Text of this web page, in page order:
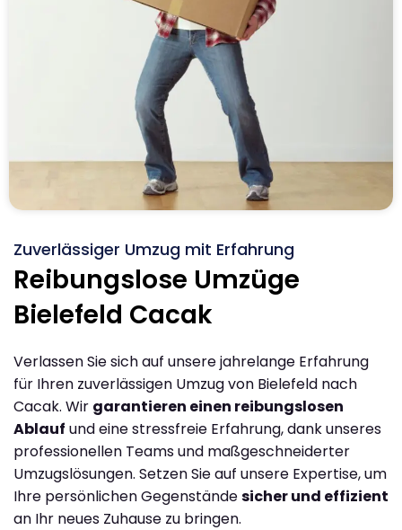
Zuverlässiger Umzug mit Erfahrung
Reibungslose Umzüge
Bielefeld Cacak
Verlassen Sie sich auf unsere jahrelange Erfahrung
für Ihren zuverlässigen Umzug von Bielefeld nach
Cacak. Wir garantieren einen reibungslosen
Ablauf und eine stressfreie Erfahrung, dank unseres
professionellen Teams und maßgeschneiderter
Umzugslösungen. Setzen Sie auf unsere Expertise, um
Ihre persönlichen Gegenständesicher und effizient
an Ihr neues Zuhause zu bringen.